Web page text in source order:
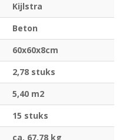
Kijlstra
Beton
60x60x8cm
2,78 stuks
5,40 m2
15 stuks
ca. 67,78 kg